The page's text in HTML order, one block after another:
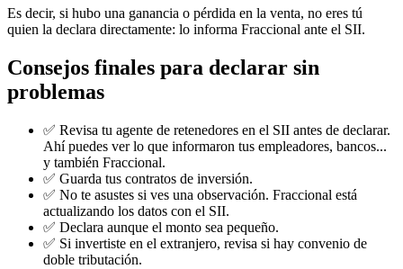
Es decir, si hubo una ganancia o pérdida en la venta, no eres tú
quien la declara directamente: lo informa Fraccional ante el SII.
Consejos finales para declarar sin
problemas
✅ Revisa tu agente de retenedores en el SII antes de declarar.
Ahí puedes ver lo que informaron tus empleadores, bancos...
y también Fraccional.
✅ Guarda tus contratos de inversión.
✅ No te asustes si ves una observación. Fraccional está
actualizando los datos con el SII.
✅ Declara aunque el monto sea pequeño.
✅ Si invertiste en el extranjero, revisa si hay convenio de
doble tributación.